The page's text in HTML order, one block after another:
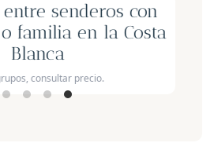
senderos con
familia en la Costa
Blanca
consultar precio.